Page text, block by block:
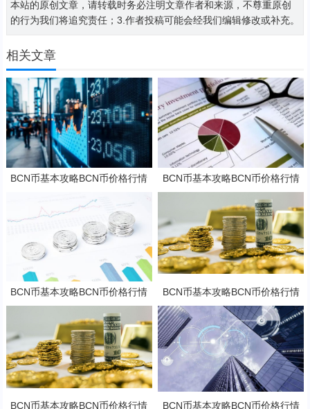
本站的原创文章，请转载时务必注明文章作者和来源，不尊重原创
的行为我们将追究责任；3.作者投稿可能会经我们编辑修改或补充。
相关文章
BCN币基本攻略BCN币价格行情
BCN币基本攻略BCN币价格行情
及潜力分析
BCN币基本攻略BCN币价格行情
及潜力分析
BCN币基本攻略BCN币价格行情
及潜力分析
BCN币基本攻略BCN币价格行情 BCN币基本攻略BCN币价格行情